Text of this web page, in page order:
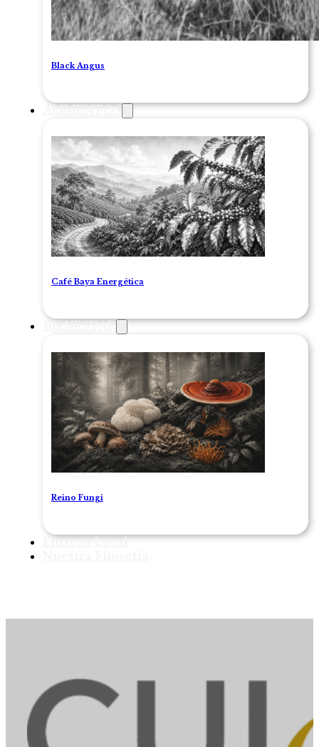
Black Angus
ALIMENTOS
Café Baya Energética
BIENESTAR
Reino Fungi
Entrega Local